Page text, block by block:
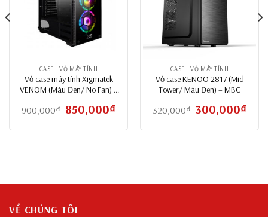
CASE - VỎ MÁY TÍNH
Vỏ case máy tính Xigmatek
VENOM (Màu Đen/ No Fan) –
900,000₫ Giá
gốc
900,000₫.
850,000₫Giá
hiện
là:
CASE - VỎ MÁY TÍNH
Vỏ case KENOO 2817 (Mid
Tower/ Màu Đen) – MBC
320,000₫ Giá
gốc
320,000₫.
300,000₫Giá
hiện
là:
VỀ CHÚNG TÔI